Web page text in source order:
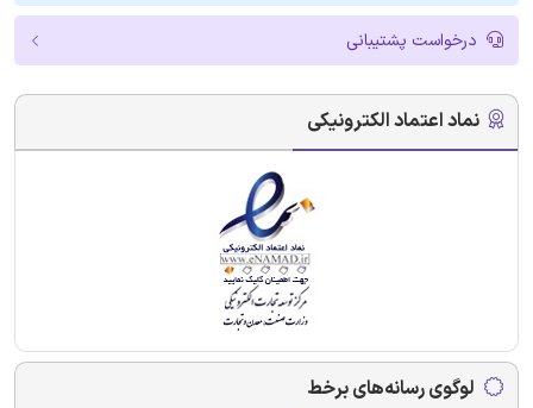
درخواست پشتیبانی
نماد اعتماد الکترونیکی
لوگوی رسانه‌های برخط